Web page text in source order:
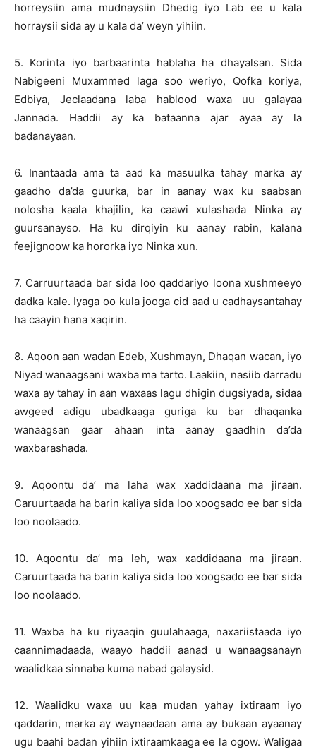
horreysiin ama mudnaysiin Dhedig iyo Lab ee u kala
horraysii sida ay u kala da’ weyn yihiin.
5. Korinta iyo barbaarinta hablaha ha dhayalsan. Sida
Nabigeeni Muxammed laga soo weriyo, Qofka koriya,
Edbiya, Jeclaadana laba hablood waxa uu galayaa
Jannada. Haddii ay ka bataanna ajar ayaa ay la
badanayaan.
6. Inantaada ama ta aad ka masuulka tahay marka ay
gaadho da’da guurka, bar in aanay wax ku saabsan
nolosha kaala khajilin, ka caawi xulashada Ninka ay
guursanayso. Ha ku dirqiyin ku aanay rabin, kalana
feejignoow ka hororka iyo Ninka xun.
7. Carruurtaada bar sida loo qaddariyo loona xushmeeyo
dadka kale. Iyaga oo kula jooga cid aad u cadhaysantahay
ha caayin hana xaqirin.
8. Aqoon aan wadan Edeb, Xushmayn, Dhaqan wacan, iyo
Niyad wanaagsani waxba ma tarto. Laakiin, nasiib darradu
waxa ay tahay in aan waxaas lagu dhigin dugsiyada, sidaa
awgeed adigu ubadkaaga guriga ku bar dhaqanka
wanaagsan gaar ahaan inta aanay gaadhin da’da
waxbarashada.
9. Aqoontu da’ ma laha wax xaddidaana ma jiraan.
Caruurtaada ha barin kaliya sida loo xoogsado ee bar sida
loo noolaado.
10. Aqoontu da’ ma leh, wax xaddidaana ma jiraan.
Caruurtaada ha barin kaliya sida loo xoogsado ee bar sida
loo noolaado.
11. Waxba ha ku riyaaqin guulahaaga, naxariistaada iyo
caannimadaada, waayo haddii aanad u wanaagsanayn
waalidkaa sinnaba kuma nabad galaysid.
12. Waalidku waxa uu kaa mudan yahay ixtiraam iyo
qaddarin, marka ay waynaadaan ama ay bukaan ayaanay
ugu baahi badan yihiin ixtiraamkaaga ee la ogow. Waligaa